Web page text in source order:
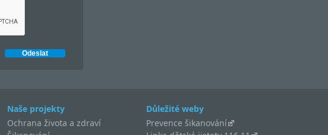
Naše projekty
Ochrana života a zdraví
Důležité weby
Prevence šikanování